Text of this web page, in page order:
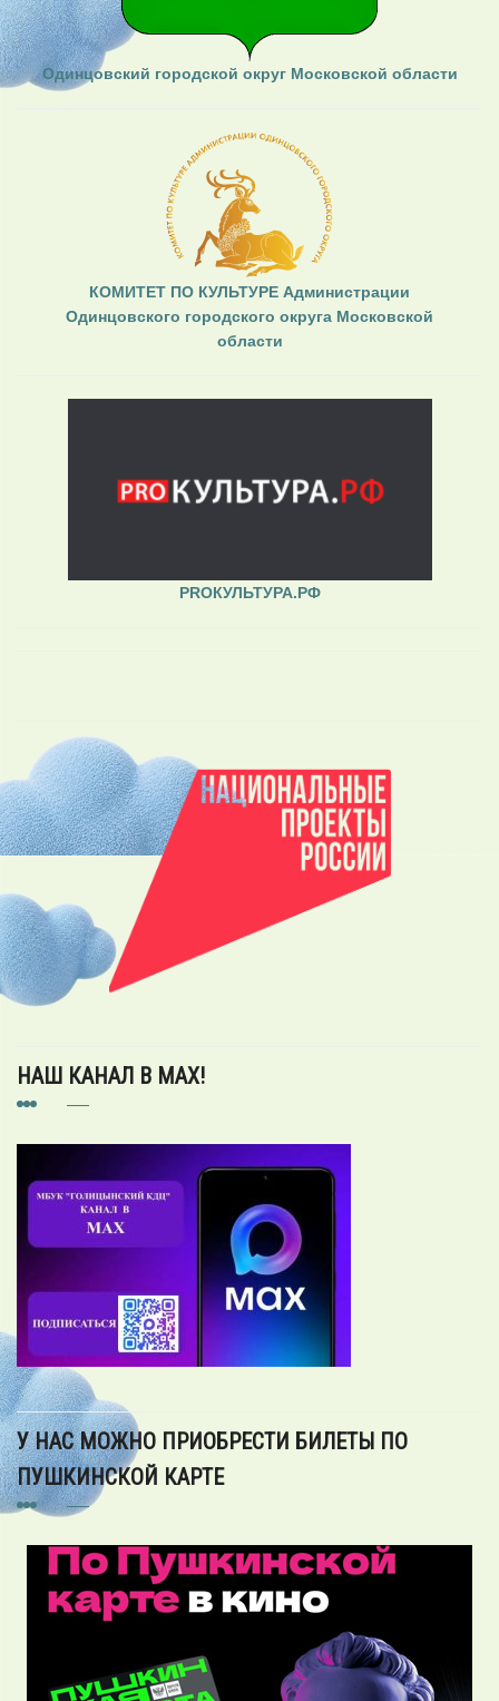
Одинцовский городской округ Московской области
КОМИТЕТ ПО КУЛЬТУРЕ Администрации
Одинцовского городского округа Московской
области
PROКУЛЬТУРА.РФ
НАШ КАНАЛ В MAX!
У НАС МОЖНО ПРИОБРЕСТИ БИЛЕТЫ ПО
ПУШКИНСКОЙ КАРТЕ